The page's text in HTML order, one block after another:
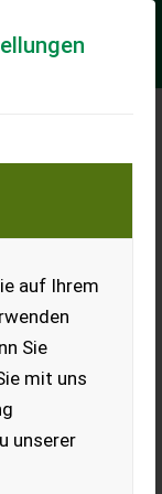
auf Ihrem
Sie
mit uns
unserer
–
Verkaufen! Bei